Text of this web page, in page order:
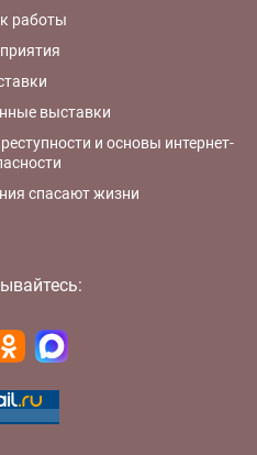
работы
выставки
и основы интернет-
спасают жизни